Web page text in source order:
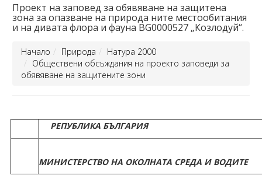
Проект на заповед за обявяване на защитена
зона за опазване на природа ните местообитания
и на дивата флора и фауна BG0000527 „Козлодуй“.
Начало Природа
Натура 2000
Обществени обсъждания на проекто заповеди за
обявяване на защитените зони
РЕПУБЛИКА БЪЛГАРИЯ
МИНИСТЕРСТВО НА ОКОЛНАТА СРЕДА И ВОДИТЕ